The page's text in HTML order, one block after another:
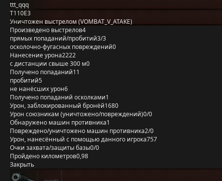
ttt_qqq
T110E3
Уничтожен выстрелом (VOMBAT_V_ATAKE)
Произведено выстрелов4
прямых попаданий/пробитий3/3
осколочно-фугасных повреждений0
Нанесение урона2222
с дистанции свыше 300 м0
Получено попаданий11
пробитий5
не нанёсших урон6
Получено попаданий осколками1
Урон, заблокированный бронёй1680
Урон союзникам (уничтожено/повреждений)0/0
Обнаружено машин противника1
Повреждено/уничтожено машин противника2/0
Урон, нанесённый с помощью данного игрока757
Очки захвата/защиты базы0/0
Пройдено километров0,98
Закрыть